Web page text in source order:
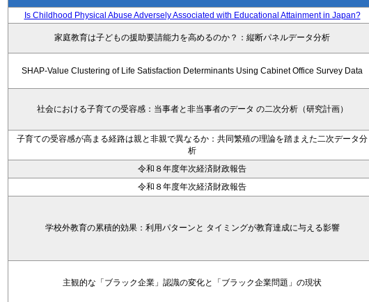
Is Childhood Physical Abuse Adversely Associated with Educational Attainment in Japan?
家庭教育は子どもの援助要請能力を高めるのか？：縦断パネルデータ分析
SHAP-Value Clustering of Life Satisfaction Determinants Using Cabinet Office Survey Data
社会における子育ての受容感：当事者と非当事者のデータ の二次分析（研究計画）
子育ての受容感が高まる経路は親と非親で異なるか：共同繁殖の理論を踏まえた二次データ分
析
令和８年度年次経済財政報告
令和８年度年次経済財政報告
学校外教育の累積的効果：利用パターンと タイミングが教育達成に与える影響
主観的な「ブラック企業」認識の変化と「ブラック企業問題」の現状